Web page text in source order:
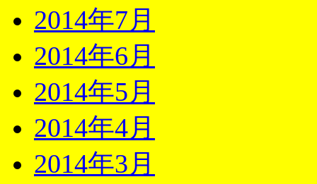
2014年7月
2014年6月
2014年5月
2014年4月
2014年3月